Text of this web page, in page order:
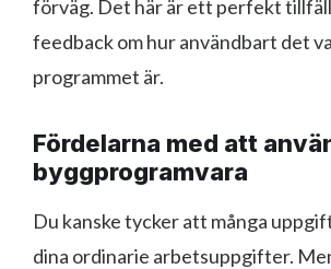
förväg. Det här är ett perfekt
feedback om hur användbart det
programmet är.
Fördelarna med att
byggprogramvara
Du kanske tycker att många
dina ordinarie arbetsuppgifter.